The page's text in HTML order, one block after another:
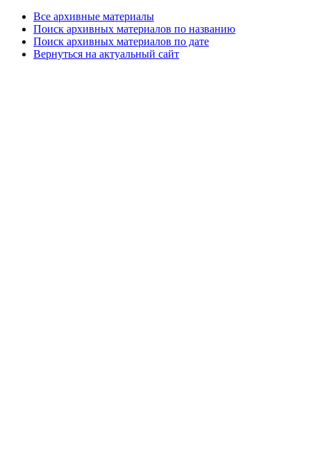
Все архивные материалы
Поиск архивных материалов по названию
Поиск архивных материалов по дате
Вернуться на актуальный сайт